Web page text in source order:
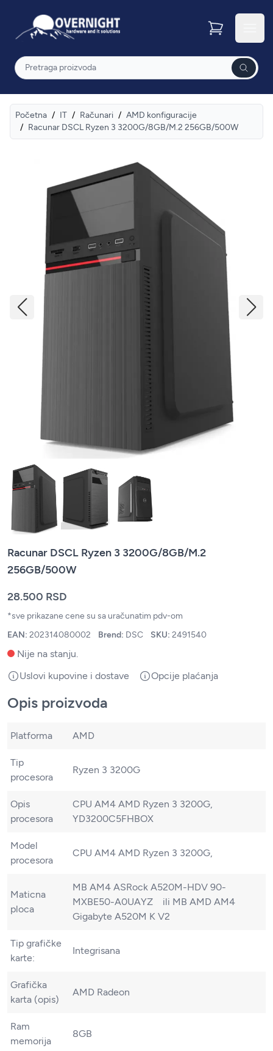
Overnight
Pretraga
Početna / IT / Računari / AMD konfiguracije
/ Racunar DSCL Ryzen 3 3200G/8GB/M.2 256GB/500W
Racunar DSCL Ryzen 3 3200G/8GB/M.2
256GB/500W
28.500 RSD
*sve prikazane cene su sa uračunatim pdv-om
EAN: 202314080002 Brend: DSC SKU: 2491540
Nije na stanju.
Uslovi kupovine i dostave
Opcije plaćanja
Opis proizvoda
Platforma AMD
Tip
procesora
Ryzen 3 3200G
Opis
procesora
CPU AM4 AMD Ryzen 3 3200G,
YD3200C5FHBOX
Model
procesora
CPU AM4 AMD Ryzen 3 3200G,
Maticna
ploca
MB AM4 ASRock A520M-HDV 90-
MXBE50-A0UAYZ ili MB AMD AM4
Gigabyte A520M K V2
Tip grafičke
karte:
Integrisana
Grafička
karta (opis)
AMD Radeon
Ram
memorija
8GB